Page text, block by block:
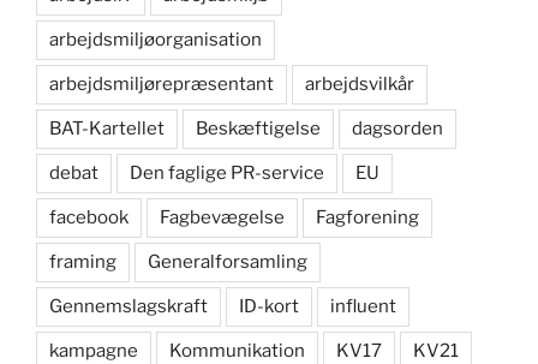
arbejdsmiljøorganisation
arbejdsmiljørepræsentant arbejdsvilkår
BAT-Kartellet Beskæftigelse dagsorden
debat Den faglige PR-service EU
facebook Fagbevægelse Fagforening
framing Generalforsamling
Gennemslagskraft ID-kort influent
kampagne Kommunikation KV17 KV21